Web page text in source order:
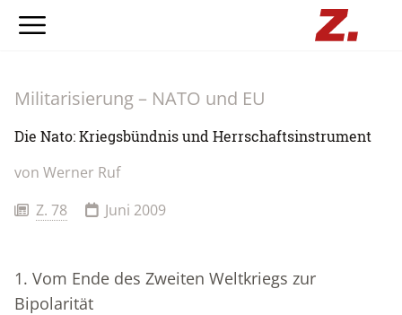
Militarisierung – NATO und EU
Die Nato: Kriegsbündnis und Herrschaftsinstrument
von Werner Ruf
Z. 78
Juni 2009
1. Vom Ende des Zweiten Weltkriegs zur
Bipolarität